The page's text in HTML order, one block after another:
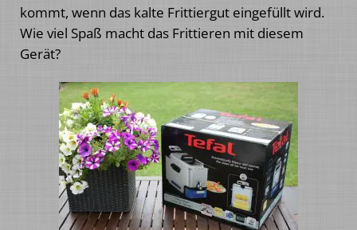
kommt, wenn das kalte Frittiergut eingefüllt wird.
Wie viel Spaß macht das Frittieren mit diesem
Gerät?